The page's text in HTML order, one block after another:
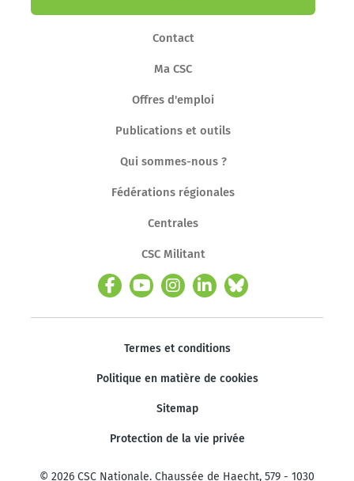
Contact
Ma CSC
Offres d'emploi
Publications et outils
Qui sommes-nous ?
Fédérations régionales
Centrales
CSC Militant
Termes et conditions
Politique en matière de cookies
Sitemap
Protection de la vie privée
© 2026 CSC Nationale. Chaussée de Haecht, 579 - 1030